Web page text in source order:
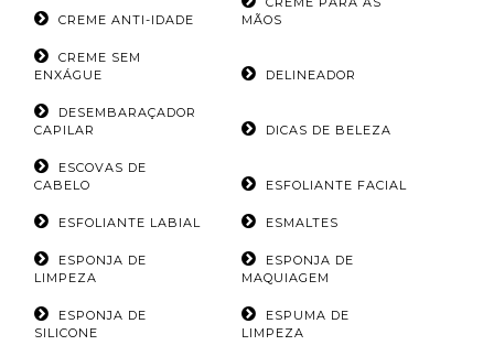
CREME ANTI-IDADE
MÃOS
CREME SEM
ENXÁGUE
DELINEADOR
DESEMBARAÇADOR
CAPILAR
DICAS DE BELEZA
ESCOVAS DE
CABELO
ESFOLIANTE FACIAL
ESFOLIANTE LABIAL ESMALTES
ESPONJA DE
LIMPEZA
ESPONJA DE
MAQUIAGEM
ESPONJA DE
SILICONE
ESPUMA DE
LIMPEZA